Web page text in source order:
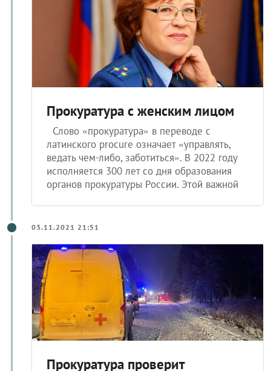
Прокуратура с женским лицом
Слово «прокуратура» в переводе с
латинского procure означает «управлять,
ведать чем-либо, заботиться». В 2022 году
исполняется 300 лет со дня образования
органов прокуратуры России. Этой важной
03.11.2021 21:51
Прокуратура проверит